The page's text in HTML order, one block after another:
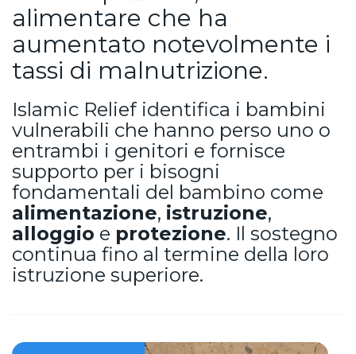
alimentare che ha
aumentato notevolmente i
tassi di malnutrizione.
Islamic Relief identifica i bambini
vulnerabili che hanno perso uno o
entrambi i genitori e fornisce
supporto per i bisogni
fondamentali del bambino come
alimentazione, istruzione,
alloggio e protezione. Il sostegno
continua fino al termine della loro
istruzione superiore.